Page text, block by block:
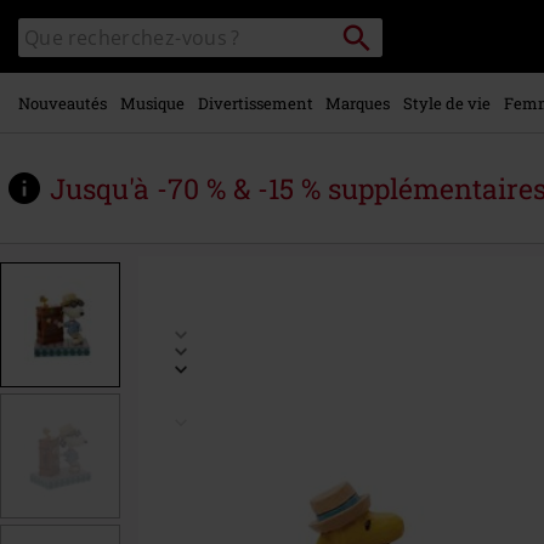
contenu
principal
Rechercher
sur
le
catalogue
Rechercher
Nouveautés Musique Divertissement Marques Style de vie
Jusqu'à -70 % & -15 %
www.large.be/fr/p/travelling-
592388St.html